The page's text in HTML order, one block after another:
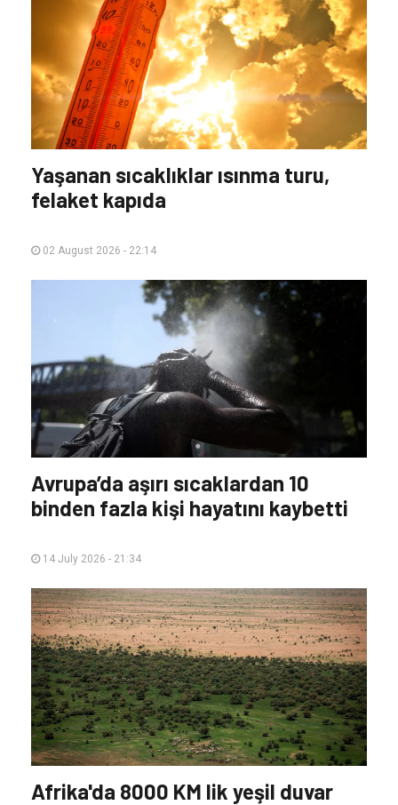
Yaşanan sıcaklıklar ısınma turu,
felaket kapıda
02 August 2026 - 22:14
Avrupa’da aşırı sıcaklardan 10
binden fazla kişi hayatını kaybetti
14 July 2026 - 21:34
Afrika'da 8000 KM lik yeşil duvar